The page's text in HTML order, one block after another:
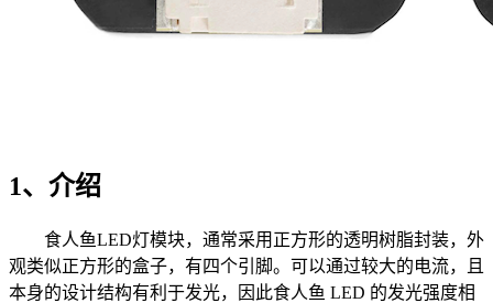
1、介绍
食人鱼LED灯模块，通常采用正方形的透明树脂封装，外
观类似正方形的盒子，有四个引脚。可以通过较大的电流，且
本身的设计结构有利于发光，因此食人鱼 LED 的发光强度相